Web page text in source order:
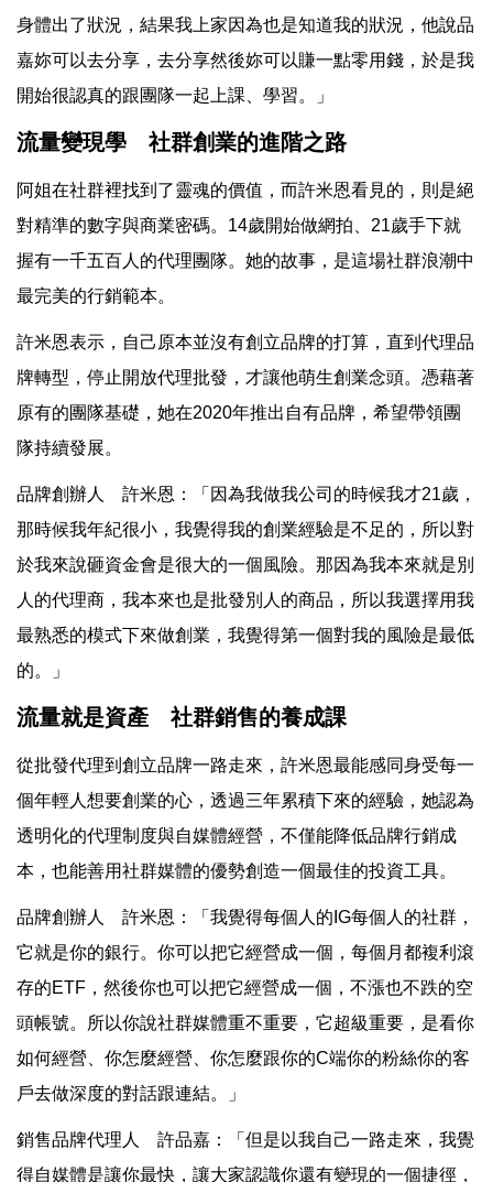
身體出了狀況，結果我上家因為也是知道我的狀況，他說品
嘉妳可以去分享，去分享然後妳可以賺一點零用錢，於是我
開始很認真的跟團隊一起上課、學習。」
流量變現學 社群創業的進階之路
阿姐在社群裡找到了靈魂的價值，而許米恩看見的，則是絕
對精準的數字與商業密碼。14歲開始做網拍、21歲手下就
握有一千五百人的代理團隊。她的故事，是這場社群浪潮中
最完美的行銷範本。
許米恩表示，自己原本並沒有創立品牌的打算，直到代理品
牌轉型，停止開放代理批發，才讓他萌生創業念頭。憑藉著
原有的團隊基礎，她在2020年推出自有品牌，希望帶領團
隊持續發展。
品牌創辦人 許米恩：「因為我做我公司的時候我才21歲，
那時候我年紀很小，我覺得我的創業經驗是不足的，所以對
於我來說砸資金會是很大的一個風險。那因為我本來就是別
人的代理商，我本來也是批發別人的商品，所以我選擇用我
最熟悉的模式下來做創業，我覺得第一個對我的風險是最低
的。」
流量就是資產 社群銷售的養成課
從批發代理到創立品牌一路走來，許米恩最能感同身受每一
個年輕人想要創業的心，透過三年累積下來的經驗，她認為
透明化的代理制度與自媒體經營，不僅能降低品牌行銷成
本，也能善用社群媒體的優勢創造一個最佳的投資工具。
品牌創辦人 許米恩：「我覺得每個人的IG每個人的社群，
它就是你的銀行。你可以把它經營成一個，每個月都複利滾
存的ETF，然後你也可以把它經營成一個，不漲也不跌的空
頭帳號。所以你說社群媒體重不重要，它超級重要，是看你
如何經營、你怎麼經營、你怎麼跟你的C端你的粉絲你的客
戶去做深度的對話跟連結。」
銷售品牌代理人 許品嘉：「但是以我自己一路走來，我覺
得自媒體是讓你最快，讓大家認識你還有變現的一個捷徑，